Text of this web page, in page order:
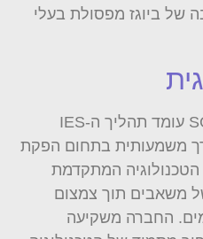
של ביוגז מפסולת בעלי
במרכז פעילותה של SGTech עומד תהליך ה-IES
משמעותית בתחום הפקת
הטכנולוגיה המתקדמת
משאבים תוך צמצום
החברה משקיעה